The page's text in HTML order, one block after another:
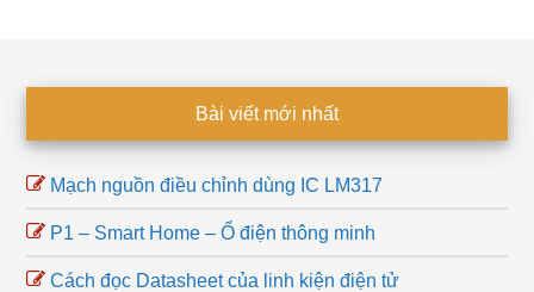
Bài viết mới nhất
Mạch nguồn điều chỉnh dùng IC LM317
P1 – Smart Home – Ổ điện thông minh
Cách đọc Datasheet của linh kiện điện tử